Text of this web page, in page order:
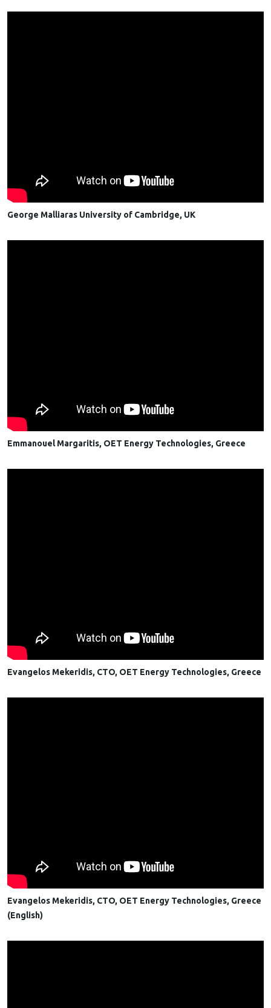
George Malliaras University of Cambridge, UK
Emmanouel Margaritis, OET Energy Technologies, Greece
Evangelos Mekeridis, CTO, OET Energy Technologies, Greece
Evangelos Mekeridis, CTO, OET Energy Technologies, Greece
(English)